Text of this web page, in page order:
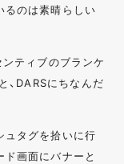
るのは素晴らしい
ティブのブランケ
、DARSにちなんだ
ュタグを拾いに行
ド画面にバナーと